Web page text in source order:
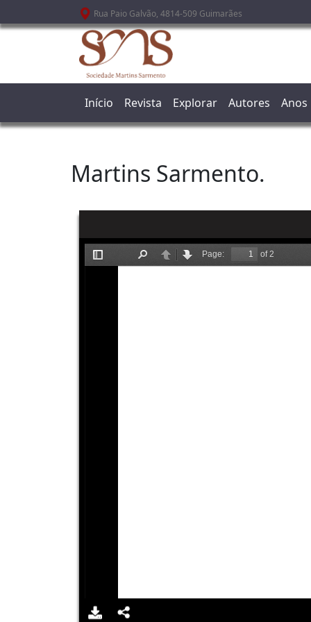
Passar para o conteúdo principal
Rua Paio Galvão, 4814-509 Guimarães
Início Revista Explorar Autores Anos
Martins Sarmento.